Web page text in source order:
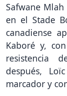
Safwane
en el Stade
canadiense
Kaboré y,
resistencia
después,
marcador y